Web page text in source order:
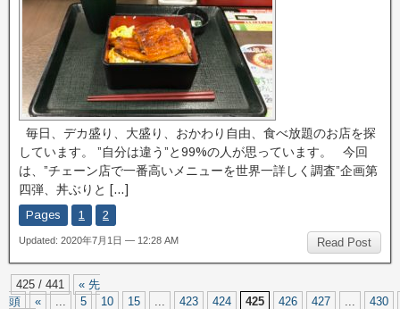
毎日、デカ盛り、大盛り、おかわり自由、食べ放題のお店を探
しています。 ”自分は違う”と99%の人が思っています。 今回
は、”チェーン店で一番高いメニューを世界一詳しく調査”企画第
四弾、丼ぶりと […]
Pages 1 2
Read Post
Updated: 2020年7月1日 — 12:28 AM
425 / 441
« 先
頭
« ... 5 10 15 ... 423 424 425 426 427 ...
430